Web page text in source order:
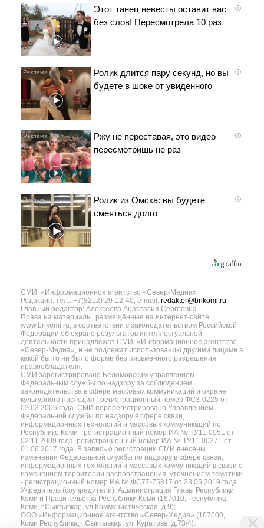
i
Этот танец невесты оставит вас
без слов! Пересмотрела 10 раз
i
Ролик длится пару секунд, но вы
будете в шоке от увиденного
i
Ржу не переставая, это видео
пересмотришь не раз
i
Ролик из Омска: вы будете
смеяться долго
СМИ: «Информационное агентство «Север-Медиа»
Редакция: тел.: +7(8212) 29-12-40, e-mail: redaktor@bnkomi.ru
Главный редактор: Алексеева Анастасия Сергеевна.
Права на материалы, размещённые на интернет-сайте
www.bnkomi.ru, в соответствии с законодательством Российской
Федерации об охране результатов интеллектуальной
деятельности принадлежат СМИ: «Информационное агентство
«Север-Медиа», и не подлежат использованию другими лицами в
какой бы то ни было форме без письменного разрешения
правообладателя.
СМИ зарегистрировано Беломорским управлением
Федеральным службы по надзору за соблюдением
законодательства в сфере массовых коммуникаций и охране
культурного наследия - регистрационный номер ФС3-0225 от
03.03.2006 года. СМИ перерегистрировано Управлением
Федеральной службы по надзору в сфере связи,
информационных технологий и массовых коммуникаций по
Республике Коми - регистрационный номер ИА № ТУ11-0051 от
02.11.2009 года, регистрационный номер ИА № ТУ11-00371 от
01.06.2017 года. В запись о регистрации СМИ внесены
изменения Федеральной службы по надзору в сфере связи,
информационных технологий и массовых коммуникаций в связи с
изменением территории распространения, уточнением тематики
- регистрационный номер ИА № ФС77-75817 от 23.05.2019 года.
Учредитель (соучредители): Администрация Главы Республики
Коми и Правительства Республики Коми (167010, Республика
Коми, г.Сыктывкар, ул.Коммунистическая, д.9);
ООО «Информационное агентство «Север-Медиа» (167000,
Коми Республика, г.Сыктывкар, ул. Куратова, д.73/4).